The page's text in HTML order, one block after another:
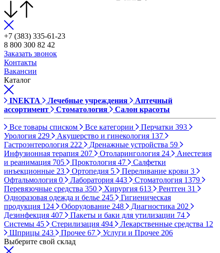
+7 (383) 335-61-23
8 800 300 82 42
Заказать звонок
Контакты
Вакансии
Каталог
INEKTA Лечебные учреждения
Аптечный
ассортимент
Стоматология Салон красоты
Все товары списком Все категории Перчатки 393
Урология 229 Акушерство и гинекология 137
Гастроэнтерология 222 Дренажные устройства 59
Инфузионная терапия 207 Отоларингология 24
Анестезия
и реанимация 705 Проктология 47
Салфетки
инъекционные 23 Ортопедия 5 Переливание крови 3
Офтальмология 0 Лаборатория 443 Стоматология 1379
Перевязочные средства 350 Хирургия 613 Рентген 31
Одноразовая одежда и белье 245
Гигиеническая
продукция 124 Оборудование 248 Диагностика 202
Дезинфекция 407 Пакеты и баки для утилизации 74
Системы 45 Стерилизация 494 Лекарственные средства 12
Шприцы 243 Прочее 67 Услуги и Прочее 206
Выберите свой склад